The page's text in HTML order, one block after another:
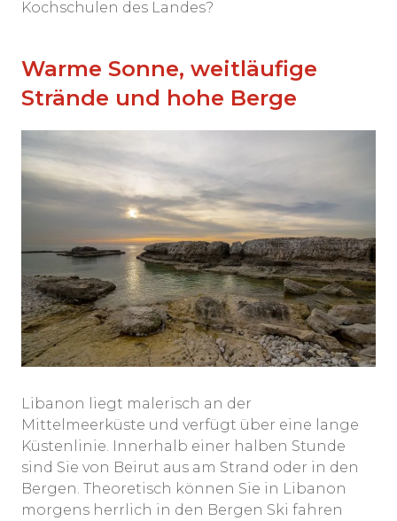
Kochschulen des Landes?
Warme Sonne, weitläufige
Strände und hohe Berge
Libanon liegt malerisch an der
Mittelmeerküste und verfügt über eine lange
Küstenlinie. Innerhalb einer halben Stunde
sind Sie von Beirut aus am Strand oder in den
Bergen. Theoretisch können Sie in Libanon
morgens herrlich in den Bergen Ski fahren